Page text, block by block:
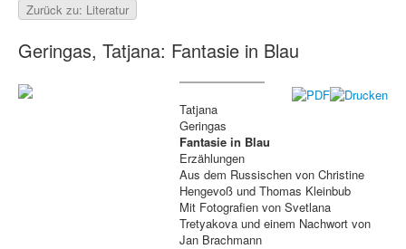
GESCHICHTE
ZEITSCHRIFTEN/VERZEICHNISSE
Zurück zu: Literatur
Geringas, Tatjana: Fantasie in Blau
Tatjana
Geringas
Fantasie in Blau
Erzählungen
Aus dem Russischen von Christine
Hengevoß und Thomas Kleinbub
Mit Fotografien von Svetlana
Tretyakova und einem Nachwort von
Jan Brachmann